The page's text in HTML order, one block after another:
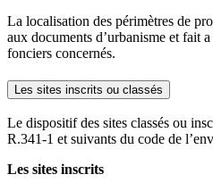
La localisation des périmètres de
aux documents d’urbanisme et fait
fonciers concernés.
Les sites inscrits ou classés
Le dispositif des sites classés ou
R.341-1 et suivants du code de
Les sites inscrits